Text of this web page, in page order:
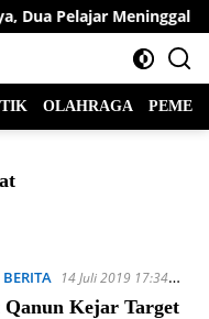
Dua Pelajar Meninggal
OLAHRAGA
14 Juli 2019 17:34
Kejar Target